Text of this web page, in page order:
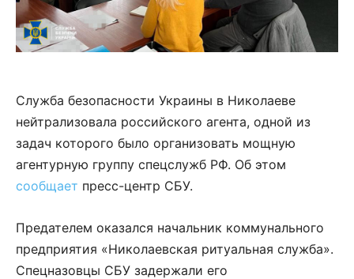
Служба безопасности Украины в Николаеве
нейтрализовала российского агента, одной из
задач которого было организовать мощную
агентурную группу спецслужб РФ. Об этом
сообщает пресс-центр СБУ.
Предателем оказался начальник коммунального
предприятия «Николаевская ритуальная служба».
Спецназовцы СБУ задержали его